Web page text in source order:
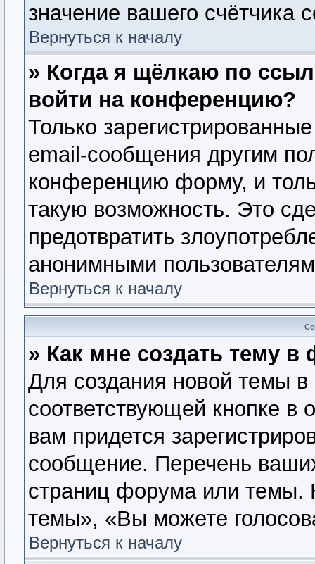
значение вашего счётчика
Вернуться к началу
» Когда я щёлкаю по
войти на конференцию?
Только
email-сообщения другим
конференцию форму, и
такую возможность. Это
предотвратить
анонимными
Вернуться к началу
» Как мне создать тему в
Для создания новой темы
соответствующей кнопке
вам придется
сообщение. Перечень
страниц форума или темы.
темы», «Вы можете
Вернуться к началу